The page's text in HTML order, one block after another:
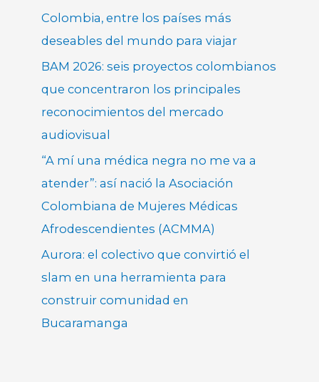
Colombia, entre los países más
deseables del mundo para viajar
BAM 2026: seis proyectos colombianos
que concentraron los principales
reconocimientos del mercado
audiovisual
“A mí una médica negra no me va a
atender”: así nació la Asociación
Colombiana de Mujeres Médicas
Afrodescendientes (ACMMA)
Aurora: el colectivo que convirtió el
slam en una herramienta para
construir comunidad en
Bucaramanga